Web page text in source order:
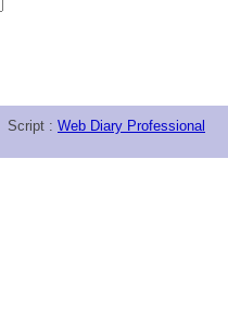
Script : Web Diary Professional